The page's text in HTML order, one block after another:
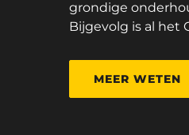
grondige
Bijgevolg is al het
MEER WETEN